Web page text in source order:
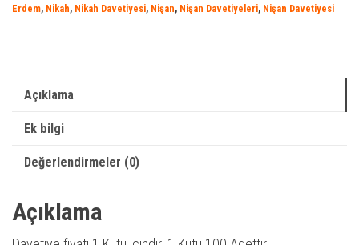
Erdem, Nikah, Nikah Davetiyesi, Nişan, Nişan Davetiyeleri, Nişan Davetiyesi
Açıklama
Ek bilgi
Değerlendirmeler (0)
Açıklama